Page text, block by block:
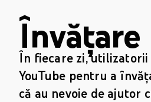
Învățare
În fiecare zi, utilizatorii
YouTube pentru a
că au nevoie de ajutor